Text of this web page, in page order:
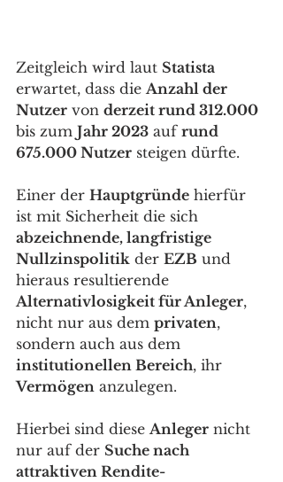
Zeitgleich wird laut Statista
erwartet, dass die Anzahl der
Nutzer von derzeit rund 312.000
bis zum Jahr 2023 auf rund
675.000 Nutzer steigen dürfte.
Einer der Hauptgründe hierfür
ist mit Sicherheit die sich
abzeichnende, langfristige
Nullzinspolitik der EZB und
hieraus resultierende
Alternativlosigkeit für Anleger,
nicht nur aus dem privaten,
sondern auch aus dem
institutionellen Bereich, ihr
Vermögen anzulegen.
Hierbei sind diese Anleger nicht
nur auf der Suche nach
attraktiven Rendite-